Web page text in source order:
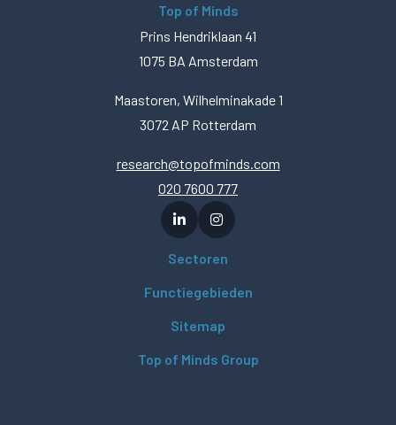
Top of Minds
Prins Hendriklaan 41
1075 BA Amsterdam
Maastoren, Wilhelminakade 1
3072 AP Rotterdam
research@topofminds.com
020 7600 777
Sectoren
Functiegebieden
Sitemap
Top of Minds Group